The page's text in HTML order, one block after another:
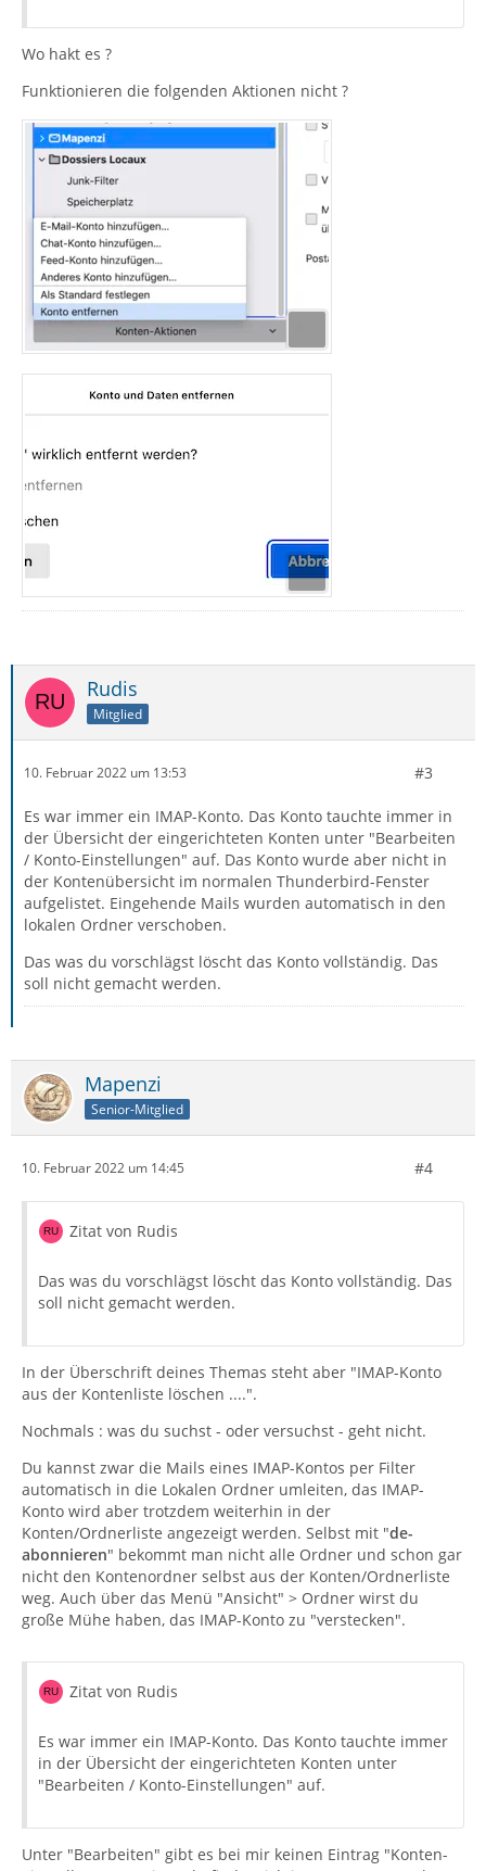
Wo hakt es ?
Funktionieren die folgenden Aktionen nicht ?
Rudis
Mitglied
10. Februar 2022 um 13:53 #3
Es war immer ein IMAP-Konto. Das Konto tauchte immer in
der Übersicht der eingerichteten Konten unter "Bearbeiten
/ Konto-Einstellungen" auf. Das Konto wurde aber nicht in
der Kontenübersicht im normalen Thunderbird-Fenster
aufgelistet. Eingehende Mails wurden automatisch in den
lokalen Ordner verschoben.
Das was du vorschlägst löscht das Konto vollständig. Das
soll nicht gemacht werden.
Mapenzi
Senior-Mitglied
10. Februar 2022 um 14:45 #4
Zitat von Rudis
Das was du vorschlägst löscht das Konto vollständig. Das
soll nicht gemacht werden.
In der Überschrift deines Themas steht aber "IMAP-Konto
aus der Kontenliste löschen ....".
Nochmals : was du suchst - oder versuchst - geht nicht.
Du kannst zwar die Mails eines IMAP-Kontos per Filter
automatisch in die Lokalen Ordner umleiten, das IMAP-
Konto wird aber trotzdem weiterhin in der
Konten/Ordnerliste angezeigt werden. Selbst mit "de-
abonnieren" bekommt man nicht alle Ordner und schon gar
nicht den Kontenordner selbst aus der Konten/Ordnerliste
weg. Auch über das Menü "Ansicht" > Ordner wirst du
große Mühe haben, das IMAP-Konto zu "verstecken".
Zitat von Rudis
Es war immer ein IMAP-Konto. Das Konto tauchte immer
in der Übersicht der eingerichteten Konten unter
"Bearbeiten / Konto-Einstellungen" auf.
Unter "Bearbeiten" gibt es bei mir keinen Eintrag "Konten-